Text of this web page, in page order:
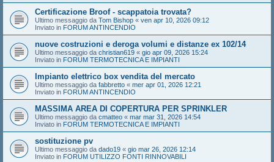
Certificazione Broof - scappatoia trovata?
Ultimo messaggio da Tom Bishop « ven apr 10, 2026 09:12
Inviato in FORUM ANTINCENDIO
nuove costruzioni e deroga volumi e distanze ex 102/14
Ultimo messaggio da christian619 « gio apr 09, 2026 15:24
Inviato in FORUM TERMOTECNICA E IMPIANTI
Impianto elettrico box vendita del mercato
Ultimo messaggio da fabbretto « mer apr 01, 2026 12:21
Inviato in FORUM ANTINCENDIO
MASSIMA AREA DI COPERTURA PER SPRINKLER
Ultimo messaggio da cmatteo « mar mar 31, 2026 14:54
Inviato in FORUM TERMOTECNICA E IMPIANTI
sostituzione pv
Ultimo messaggio da dado19 « gio mar 26, 2026 12:14
Inviato in FORUM UTILIZZO FONTI RINNOVABILI